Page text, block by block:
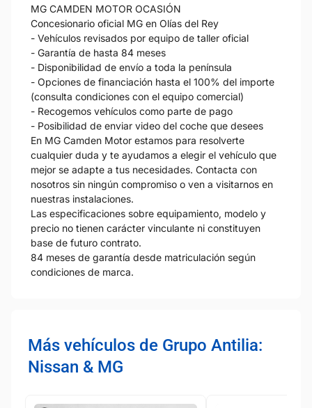
MG CAMDEN MOTOR OCASIÓN
Concesionario oficial MG en Olías del Rey
- Vehículos revisados por equipo de taller oficial
- Garantía de hasta 84 meses
- Disponibilidad de envío a toda la península
- Opciones de financiación hasta el 100% del importe
(consulta condiciones con el equipo comercial)
- Recogemos vehículos como parte de pago
- Posibilidad de enviar video del coche que desees
En MG Camden Motor estamos para resolverte
cualquier duda y te ayudamos a elegir el vehículo que
mejor se adapte a tus necesidades. Contacta con
nosotros sin ningún compromiso o ven a visitarnos en
nuestras instalaciones.
Las especificaciones sobre equipamiento, modelo y
precio no tienen carácter vinculante ni constituyen
base de futuro contrato.
84 meses de garantía desde matriculación según
condiciones de marca.
Más vehículos de Grupo Antilia:
Nissan & MG